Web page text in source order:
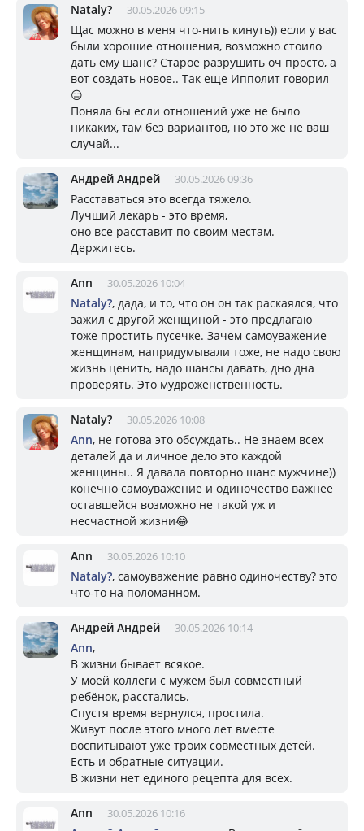
Nataly? 30.05.2026 09:15
Щас можно в меня что-нить кинуть)) если у вас
были хорошие отношения, возможно стоило
дать ему шанс? Старое разрушить оч просто, а
вот создать новое.. Так еще Ипполит говорил
😑
Поняла бы если отношений уже не было
никаких, там без вариантов, но это же не ваш
случай...
Андрей Андрей 30.05.2026 09:36
Расставаться это всегда тяжело.
Лучший лекарь - это время,
оно всё расставит по своим местам.
Держитесь.
Ann 30.05.2026 10:04
Nataly?, дада, и то, что он он так раскаялся, что
зажил с другой женщиной - это предлагаю
тоже простить пусечке. Зачем самоуважение
женщинам, напридумывали тоже, не надо свою
жизнь ценить, надо шансы давать, дно дна
проверять. Это мудроженственность.
Nataly? 30.05.2026 10:08
Ann, не готова это обсуждать.. Не знаем всех
деталей да и личное дело это каждой
женщины.. Я давала повторно шанс мужчине))
конечно самоуважение и одиночество важнее
оставшейся возможно не такой уж и
несчастной жизни😂
Ann 30.05.2026 10:10
Nataly?, самоуважение равно одиночеству? это
что-то на поломанном.
Андрей Андрей 30.05.2026 10:14
Ann,
В жизни бывает всякое.
У моей коллеги с мужем был совместный
ребёнок, расстались.
Спустя время вернулся, простила.
Живут после этого много лет вместе
воспитывают уже троих совместных детей.
Есть и обратные ситуации.
В жизни нет единого рецепта для всех.
Ann 30.05.2026 10:16